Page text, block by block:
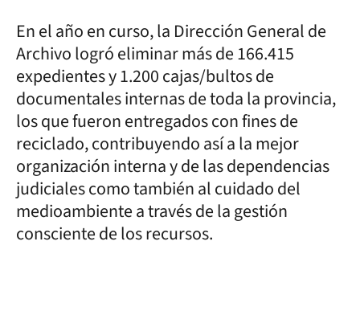
En el año en curso, la Dirección General de
Archivo logró eliminar más de 166.415
expedientes y 1.200 cajas/bultos de
documentales internas de toda la provincia,
los que fueron entregados con fines de
reciclado, contribuyendo así a la mejor
organización interna y de las dependencias
judiciales como también al cuidado del
medioambiente a través de la gestión
consciente de los recursos.